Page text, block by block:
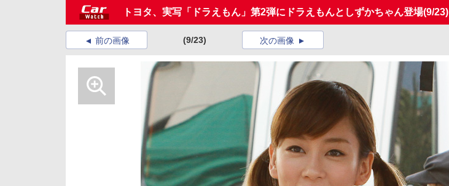
トヨタ、実写「ドラえもん」第2弾にドラえもんとしずかちゃん登場(9/23)
前の画像 (9/23) 次の画像